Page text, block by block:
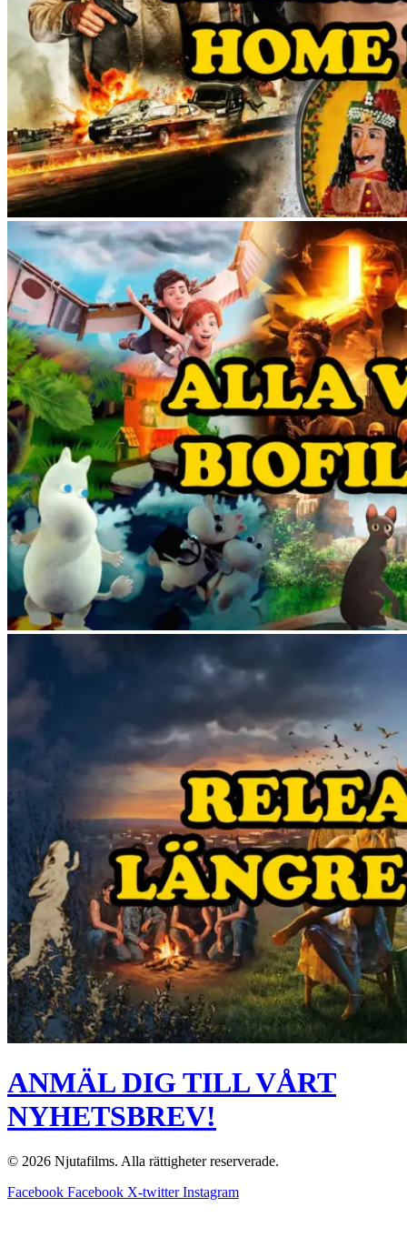
ANMÄL DIG TILL VÅRT
NYHETSBREV!
© 2026 Njutafilms. Alla rättigheter reserverade.
Facebook Facebook X-twitter Instagram